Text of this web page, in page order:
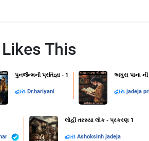
This
પુનર્જન્મની પ્રતિજ્ઞા - 1
દ્વારા Dr.hariyani
અધુરા પાના ની
દ્વારા jadeja
લોહી તરસ્યા લોક - પ્રકરણ 1
દ્વારા Ashoksinh jadeja